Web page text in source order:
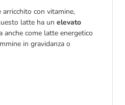
arricchito con vitamine,
latte ha un elevato
come latte energetico
in gravidanza o